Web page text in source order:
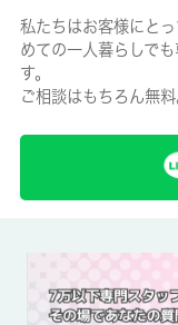
賃貸区分/契約期間
一般/2年
内設備はエアコン・
過ごしやすいお部屋
たい方におすすめで
私たちはお客様にと
めての一人暮らしで
す。
ご相談はもちろん無